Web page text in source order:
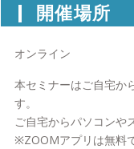
開催場所
オンライン
本セミナーはご自宅か
す。
ご自宅からパソコンや
※ZOOMアプリは無料